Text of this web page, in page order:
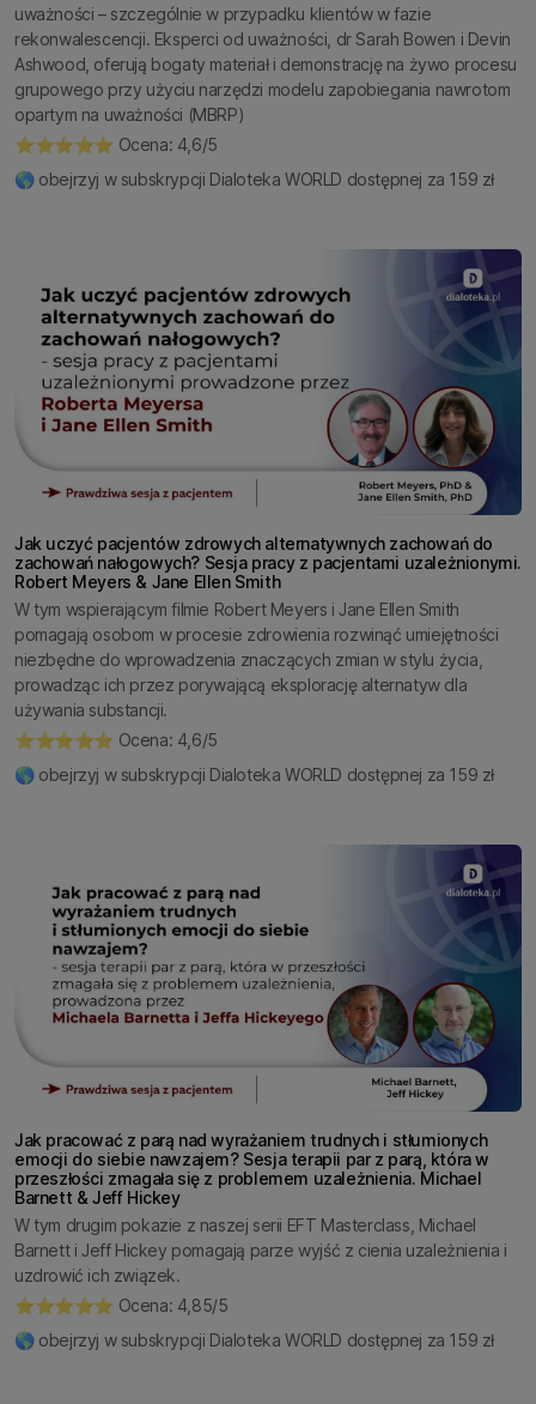
uważności – szczególnie w przypadku klientów w fazie
rekonwalescencji. Eksperci od uważności, dr Sarah Bowen i Devin
Ashwood, oferują bogaty materiał i demonstrację na żywo procesu
grupowego przy użyciu narzędzi modelu zapobiegania nawrotom
opartym na uważności (MBRP)
⭐️⭐️⭐️⭐️⭐️ Ocena: 4,6/5
🌎 obejrzyj w subskrypcji Dialoteka WORLD dostępnej za 159 zł
Jak uczyć pacjentów zdrowych alternatywnych zachowań do
zachowań nałogowych? Sesja pracy z pacjentami uzależnionymi.
Robert Meyers & Jane Ellen Smith
W tym wspierającym filmie Robert Meyers i Jane Ellen Smith
pomagają osobom w procesie zdrowienia rozwinąć umiejętności
niezbędne do wprowadzenia znaczących zmian w stylu życia,
prowadząc ich przez porywającą eksplorację alternatyw dla
używania substancji.
⭐️⭐️⭐️⭐️⭐️ Ocena: 4,6/5
🌎 obejrzyj w subskrypcji Dialoteka WORLD dostępnej za 159 zł
Jak pracować z parą nad wyrażaniem trudnych i stłumionych
emocji do siebie nawzajem? Sesja terapii par z parą, która w
przeszłości zmagała się z problemem uzależnienia. Michael
Barnett & Jeff Hickey
W tym drugim pokazie z naszej serii EFT Masterclass, Michael
Barnett i Jeff Hickey pomagają parze wyjść z cienia uzależnienia i
uzdrowić ich związek.
⭐️⭐️⭐️⭐️⭐️ Ocena: 4,85/5
🌎 obejrzyj w subskrypcji Dialoteka WORLD dostępnej za 159 zł